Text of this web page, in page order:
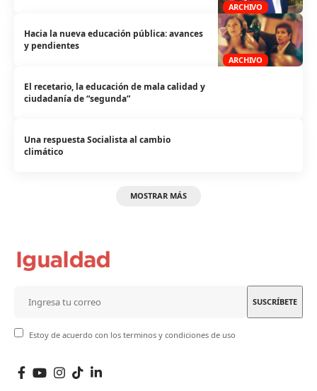
ARCHIVO
ARCHIVO
Hacia la nueva educación pública: avances
y pendientes
El recetario, la educación de mala calidad y
ciudadanía de “segunda”
Una respuesta Socialista al cambio
climático
MOSTRAR MÁS
Estoy de acuerdo con los terminos y condiciones de uso